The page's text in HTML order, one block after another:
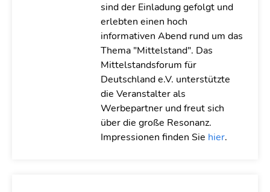
sind der Einladung gefolgt und
erlebten einen hoch
informativen Abend rund um das
Thema "Mittelstand". Das
Mittelstandsforum für
Deutschland e.V. unterstützte
die Veranstalter als
Werbepartner und freut sich
über die große Resonanz.
Impressionen finden Sie hier.